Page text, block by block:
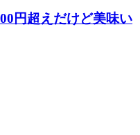
円超えだけど美味い